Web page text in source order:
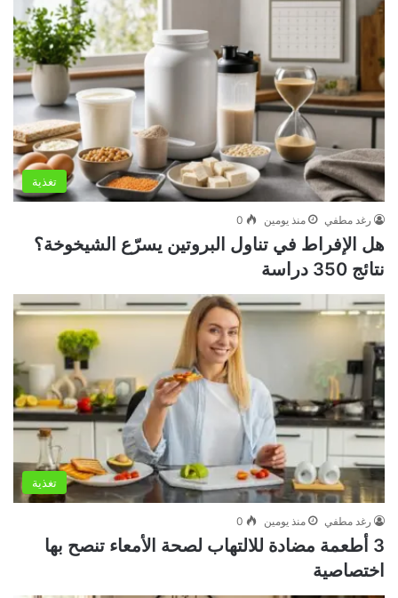
تغذية
رغد مطفي منذ يومين 0
هل الإفراط في تناول البروتين يسرّع الشيخوخة؟
نتائج 350 دراسة
تغذية
رغد مطفي منذ يومين 0
3 أطعمة مضادة للالتهاب لصحة الأمعاء تنصح بها
اختصاصية